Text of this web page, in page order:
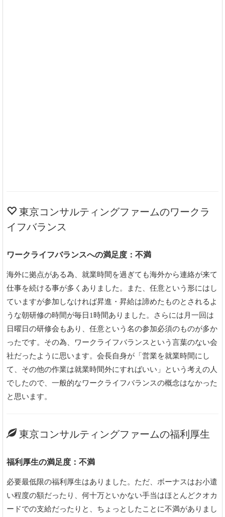
東京コンサルティングファームのワークラ
イフバランス
ワークライフバランスへの満足度：不満
海外に拠点がある為、就業時間を過ぎても海外から連絡が来て
仕事を続ける事が多くありました。また、任意という形にはし
ていますが参加しなければ昇進・昇給は諦めたものとされるよ
うな朝研修の時間が毎日1時間ありました。さらには月一回は
日曜日の研修会もあり、任意という名の参加必須のものが多か
ったです。その為、ワークライフバランスという言葉のない会
社だったように思います。会長自身が「営業を就業時間にし
て、その他の作業は就業時間外にすればいい」という考えの人
でしたので、一般的なワークライフバランスの概念はなかった
と思います。
東京コンサルティングファームの福利厚生
福利厚生の満足度：不満
必要最低限の福利厚生はありました。ただ、ボーナスはお小遣
い程度の額だったり、何十万といかない手当はほとんどクオカ
ードでの支給だったりと、ちょっとしたことに不満がありまし